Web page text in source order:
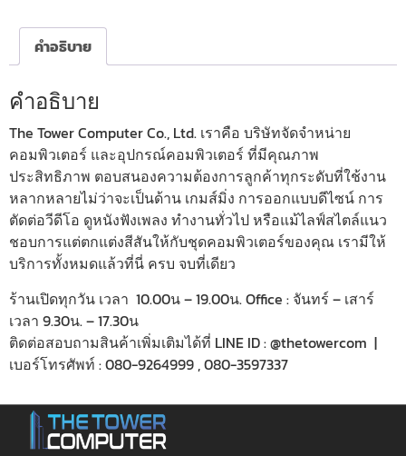
คำอธิบาย
คำอธิบาย
The Tower Computer Co., Ltd. เราคือ บริษัทจัดจำหน่าย
คอมพิวเตอร์ และอุปกรณ์คอมพิวเตอร์ ที่มีคุณภาพ
ประสิทธิภาพ ตอบสนองความต้องการลูกค้าทุกระดับที่ใช้งาน
หลากหลายไม่ว่าจะเป็นด้าน เกมส์มิ่ง การออกแบบดีไซน์ การ
ตัดต่อวีดีโอ ดูหนังฟังเพลง ทำงานทั่วไป หรือแม้ไลฟ์สไตล์แนว
ชอบการแต่ตกแต่งสีสันให้กับชุดคอมพิวเตอร์ของคุณ เรามีให้
บริการทั้งหมดแล้วที่นี่ ครบ จบที่เดียว
ร้านเปิดทุกวัน เวลา 10.00น – 19.00น. Office : จันทร์ – เสาร์
เวลา 9.30น. – 17.30น
ติดต่อสอบถามสินค้าเพิ่มเติมได้ที่ LINE ID : @thetowercom |
เบอร์โทรศัพท์ : 080-9264999 , 080-3597337